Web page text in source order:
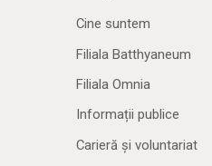
Cine suntem
Filiala Batthyaneum
Filiala Omnia
Informații publice
Carieră și voluntariat